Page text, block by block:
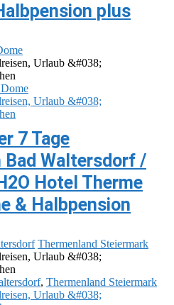
plus
7 Tage
Bad Waltersdorf /
Hotel Therme
& Halbpension
Thermenland Steiermark
, Thermenland Steiermark